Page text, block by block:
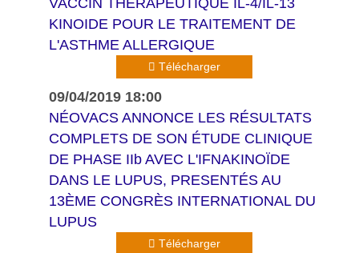
VACCIN THÉRAPEUTIQUE IL-4/IL-13
KINOIDE POUR LE TRAITEMENT DE
L'ASTHME ALLERGIQUE
Télécharger
09/04/2019 18:00
NÉOVACS ANNONCE LES RÉSULTATS
COMPLETS DE SON ÉTUDE CLINIQUE
DE PHASE IIb AVEC L'IFNAKINOÏDE
DANS LE LUPUS, PRESENTÉS AU
13ÈME CONGRÈS INTERNATIONAL DU
LUPUS
Télécharger